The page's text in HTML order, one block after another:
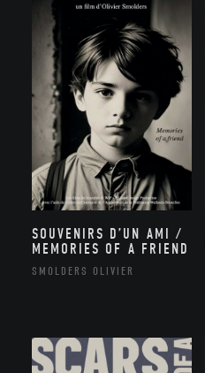
SOUVENIRS D’UN AMI /
MEMORIES OF A FRIEND
SMOLDERS OLIVIER